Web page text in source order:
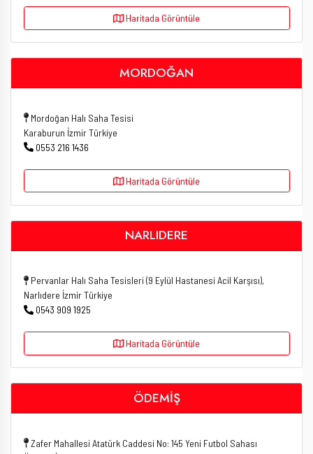
Haritada Görüntüle
MORDOĞAN
Mordoğan Halı Saha Tesisi
Karaburun İzmir Türkiye
0553 216 1436
Haritada Görüntüle
NARLIDERE
Pervanlar Halı Saha Tesisleri (9 Eylül Hastanesi Acil Karşısı),
Narlıdere İzmir Türkiye
0543 909 1925
Haritada Görüntüle
ÖDEMİŞ
Zafer Mahallesi Atatürk Caddesi No: 145 Yeni Futbol Sahası